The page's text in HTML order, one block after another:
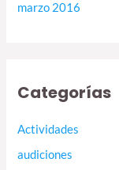
marzo 2016
Categorías
Actividades
audiciones